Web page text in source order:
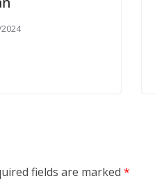
fields are marked *